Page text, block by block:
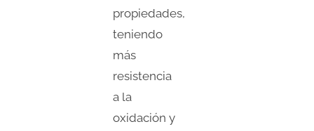
propiedades,
teniendo
más
resistencia
a la
oxidación y